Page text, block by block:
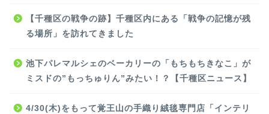
【千種区の戦争の跡】千種区内にある「戦争の記憶が残
る場所」を訪れてきました
池下パレマルシェのベーカリーの「もちもちきなこ」が
ミスドの”もっちゅりん”みたい！？【千種区ニュース】
4/30(木)をもって覚王山の手織り絨毯専門店「インテリ